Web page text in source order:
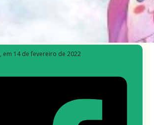
, em 14 de fevereiro de 2022